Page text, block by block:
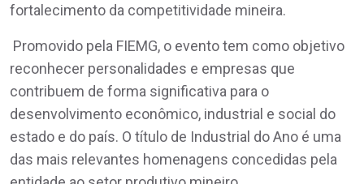
fortalecimento da competitividade mineira.
Promovido pela FIEMG, o evento tem como objetivo
reconhecer personalidades e empresas que
contribuem de forma significativa para o
desenvolvimento econômico, industrial e social do
estado e do país. O título de Industrial do Ano é uma
das mais relevantes homenagens concedidas pela